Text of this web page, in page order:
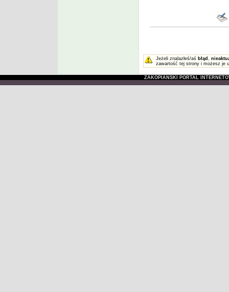
Jeżeli znalazłeś/aś błąd ,
zawartość tej strony i możesz je
ZAKOPIAŃSKI PORTAL